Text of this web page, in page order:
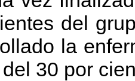
del
la
30 por